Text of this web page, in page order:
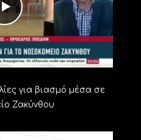
για βιασμό μέσα σε
Ζακύνθου